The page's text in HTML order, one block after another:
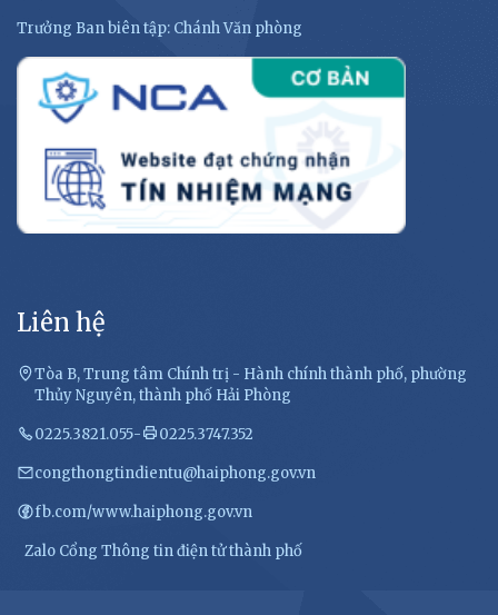
Trưởng Ban biên tập: Chánh Văn phòng
Liên hệ
Tòa B, Trung tâm Chính trị - Hành chính thành phố, phường
Thủy Nguyên, thành phố Hải Phòng
0225.3821.055- 0225.3747.352
congthongtindientu@haiphong.gov.vn
fb.com/www.haiphong.gov.vn
Zalo Cổng Thông tin điện tử thành phố